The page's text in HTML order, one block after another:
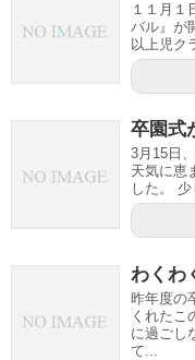
１１月１
バル』が
以上児ク
卒園式
3月15日
天気に恵
した。
わくわ
昨年度の
くれたこ
に過ごし
て...